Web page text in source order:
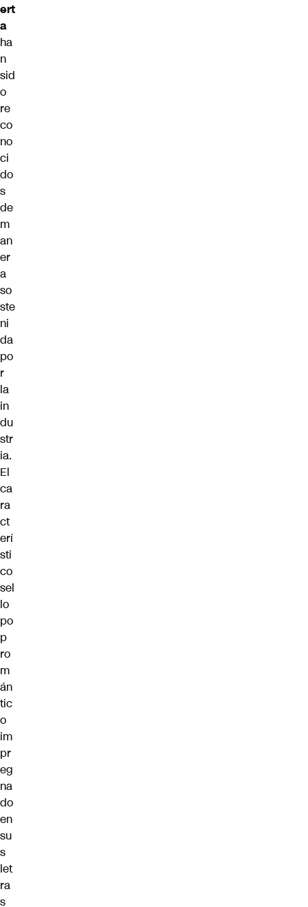
ert
a
ha
n
sid
o
re
co
no
ci
do
s
de
m
an
er
a
so
ste
ni
da
po
r
la
in
du
str
ia.
El
ca
ra
ct
erí
sti
co
sel
lo
po
p
ro
m
án
tic
o
im
pr
eg
na
do
en
su
s
let
ra
s